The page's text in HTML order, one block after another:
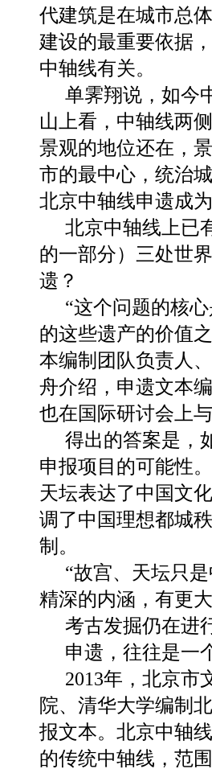
代建筑是在城市总
建设的最重要依据
中轴线有关。
单霁翔说，如今
山上看，中轴线两
景观的地位还在，
市的最中心，统治
北京中轴线申遗成
北京中轴线上已
的一部分）三处世
遗？
“这个问题的核
的这些遗产的价值
本编制团队负责人
舟介绍，申遗文本
也在国际研讨会上
得出的答案是，
申报项目的可能性
天坛表达了中国文
调了中国理想都城
制。
“故宫、天坛只
精深的内涵，有更
考古发掘仍在进
申遗，往往是一
2013年，北京市
院、清华大学编制
报文本。北京中轴
的传统中轴线，范